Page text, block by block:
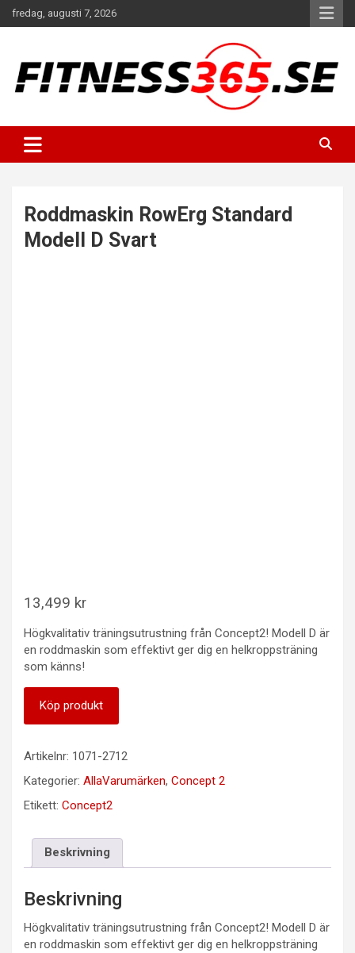
Hoppa
till
fredag, augusti 7, 2026
FITNESS365
Roddmaskin RowErg Standard
Modell D Svart
13,499 kr
Högkvalitativ träningsutrustning från Concept2! Modell D är
en roddmaskin som effektivt ger dig en helkroppsträning
som känns!
Köp produkt
Artikelnr: 1071-2712
Kategorier: AllaVarumärken, Concept 2
Etikett: Concept2
Beskrivning
Beskrivning
Högkvalitativ träningsutrustning från Concept2! Modell D är
en roddmaskin som effektivt ger dig en helkroppsträning